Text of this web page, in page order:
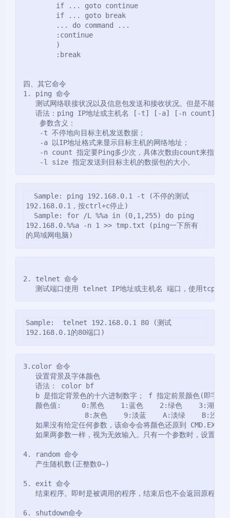
        if ... goto continue
        if ... goto break
        ... do command ...
        :continue
        )
        :break
四、其它命令
1. ping 命令
测试网络联接状况以及信息包发送和接收状况。但是不能够
语法：ping IP地址或主机名 [-t] [-a] [-n count]
    参数含义：
    -t 不停地向目标主机发送数据；
    -a 以IP地址格式来显示目标主机的网络地址；
    -n count 指定要Ping多少次，具体次数由count来指定；
    -l size 指定发送到目标主机的数据包的大小。
192.168.0.1，按ctrl+c停止)
192.168.0.%%a -n 1 >> tmp.txt (ping一下所有
的局域网电脑)
2. telnet 命令
测试端口使用 telnet IP地址或主机名 端口，使用tcp协
Sample:  telnet 192.168.0.1 80 (测试
192.168.0.1的80端口)
3.color 命令
   设置背景及字体颜色
   语法： color bf
b 是指定背景色的十六进制数字； f 指定前景颜色(即字体
颜色值:     0:黑色    1:蓝色    2:绿色    3:湖蓝
8:灰色    9:淡蓝    A:淡绿    B:浅绿
如果没有给定任何参数，该命令会将颜色还原到 CMD.EXE
如果两参数一样，视为无效输入。只有一个参数时，设置字
4. random 命令
   产生随机数(正整数0~)
5. exit 命令
   结束程序。即时是被调用的程序，结束后也不会返回原程序
6. shutdown命令